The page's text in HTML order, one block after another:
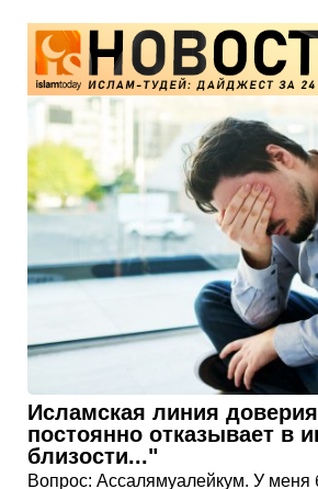
Исламская линия
постоянно отказывает в
близости..."
Вопрос: Ассалямуалейкум. У меня